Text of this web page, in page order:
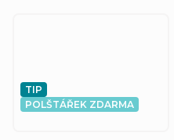
TIP
POLŠTÁŘEK ZDARMA